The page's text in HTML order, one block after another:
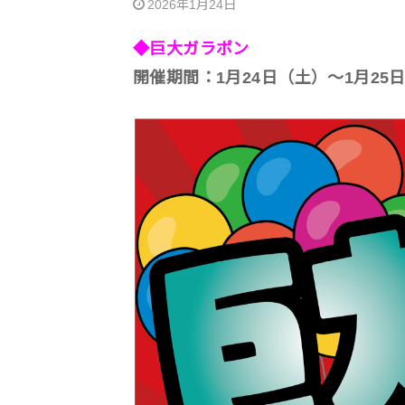
2026年1月24日
◆巨大ガラポン
開催期間：1月24日（土）～1月25